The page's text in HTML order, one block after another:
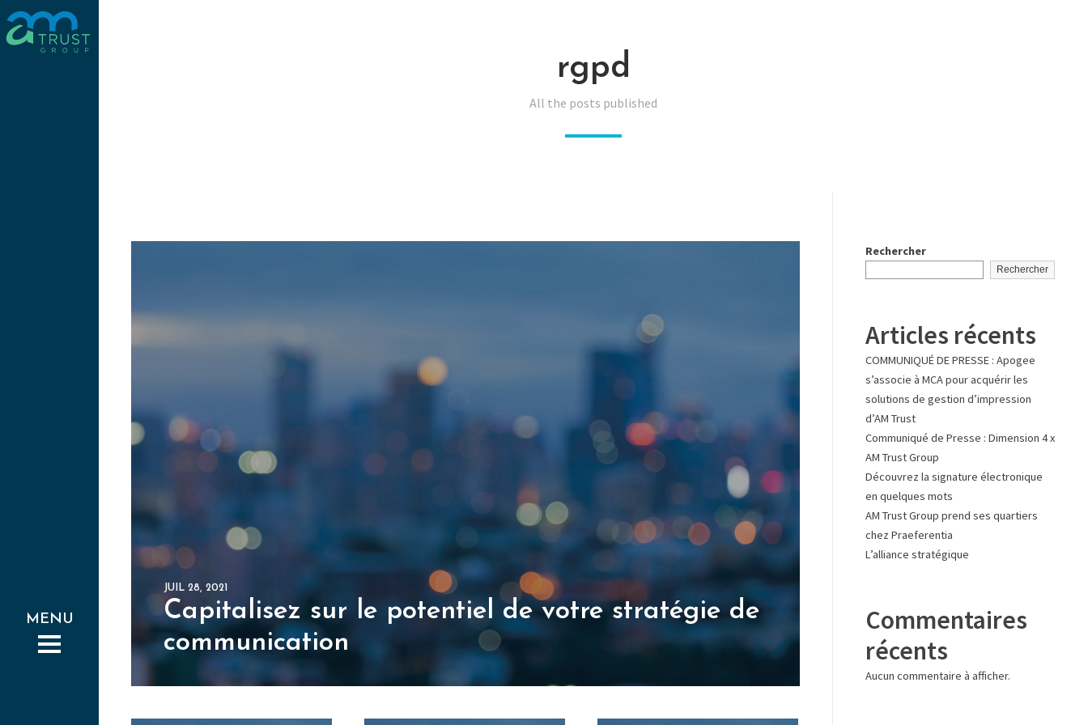
rgpd
All the posts published
JUIL 28, 2021
Capitalisez sur le potentiel de votre stratégie de
communication
Rechercher
Rechercher
Articles récents
COMMUNIQUÉ DE PRESSE : Apogee
s’associe à MCA pour acquérir les
solutions de gestion d’impression
d’AM Trust
Communiqué de Presse : Dimension 4 x
AM Trust Group
Découvrez la signature électronique
en quelques mots
AM Trust Group prend ses quartiers
chez Praeferentia
L’alliance stratégique
Commentaires
récents
Aucun commentaire à afficher.